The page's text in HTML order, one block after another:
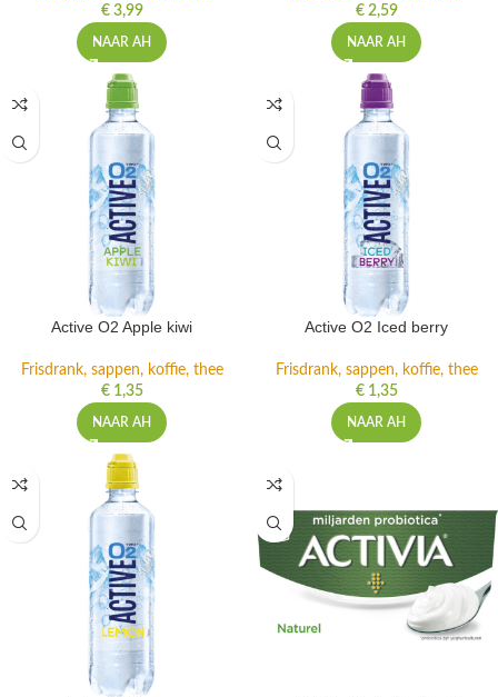
€3,99
NAAR AH
€2,59
NAAR AH
Active O2 Apple kiwi
Frisdrank, sappen, koffie, thee
€1,35
NAAR AH
Active O2 Iced berry
Frisdrank, sappen, koffie, thee
€1,35
NAAR AH